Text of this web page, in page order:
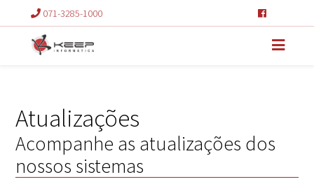
071-3285-1000
Atualizações
Acompanhe as atualizações dos
nossos sistemas